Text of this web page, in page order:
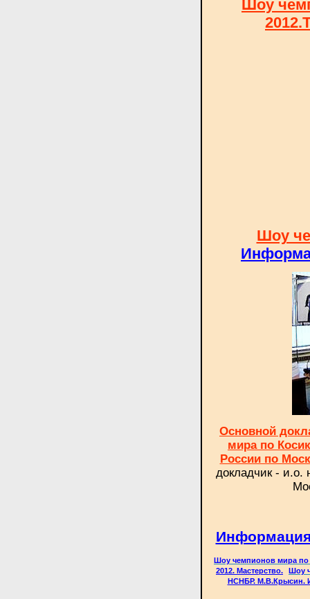
Шоу
Шоу
Основной
мира по
России по
докладчик -
Шоу чемпионов мира по
2012. Мастерство.
Шоу
НСНБР. М.В.Крысин.